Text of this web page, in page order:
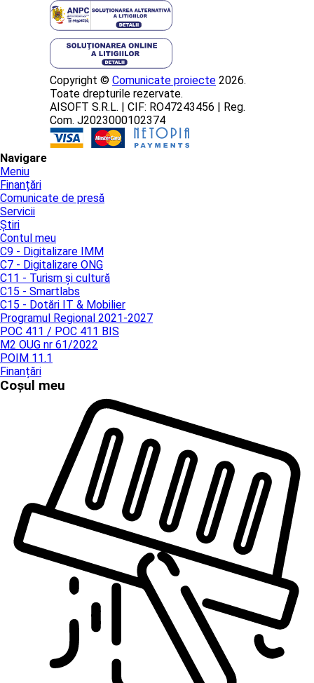
Copyright © Comunicate proiecte 2026.
Toate drepturile rezervate.
AISOFT S.R.L. | CIF: RO47243456 | Reg.
Com. J2023000102374
Navigare
Meniu
Finanțări
Comunicate de presă
Servicii
Știri
Contul meu
C9 - Digitalizare IMM
C7 - Digitalizare ONG
C11 - Turism și cultură
C15 - Smartlabs
C15 - Dotări IT & Mobilier
Programul Regional 2021-2027
POC 411 / POC 411 BIS
M2 OUG nr 61/2022
POIM 11.1
Finanțări
Coșul meu